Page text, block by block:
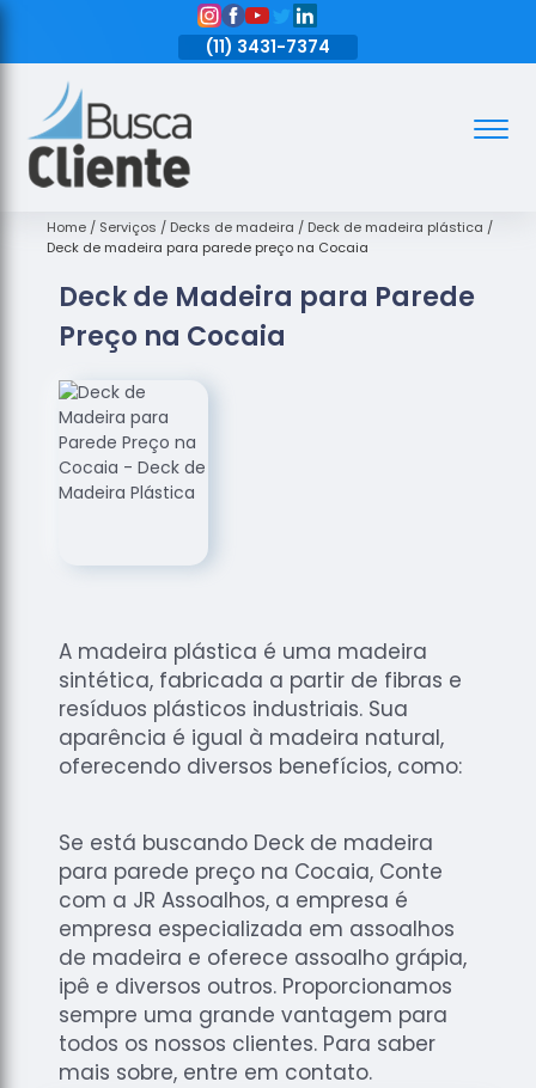
(11) 3431-7374
Assoalhos
de Madeira
Madeira
Empresas
Assoalhos
de Madeira
Loja de
Assoalhos
Assoalhos
Raspagem
de Tacos
Madeiras
Madeiras
Home Serviços Decks de madeira
Deck de madeira plástica
Deck de madeira para parede preço na Cocaia
Deck de Madeira para Parede
Preço na Cocaia
A madeira plástica é uma madeira
sintética, fabricada a partir de fibras e
resíduos plásticos industriais. Sua
aparência é igual à madeira natural,
oferecendo diversos benefícios, como:
Se está buscando Deck de madeira
para parede preço na Cocaia, Conte
com a JR Assoalhos, a empresa é
empresa especializada em assoalhos
de madeira e oferece assoalho grápia,
ipê e diversos outros. Proporcionamos
sempre uma grande vantagem para
todos os nossos clientes. Para saber
mais sobre, entre em contato.